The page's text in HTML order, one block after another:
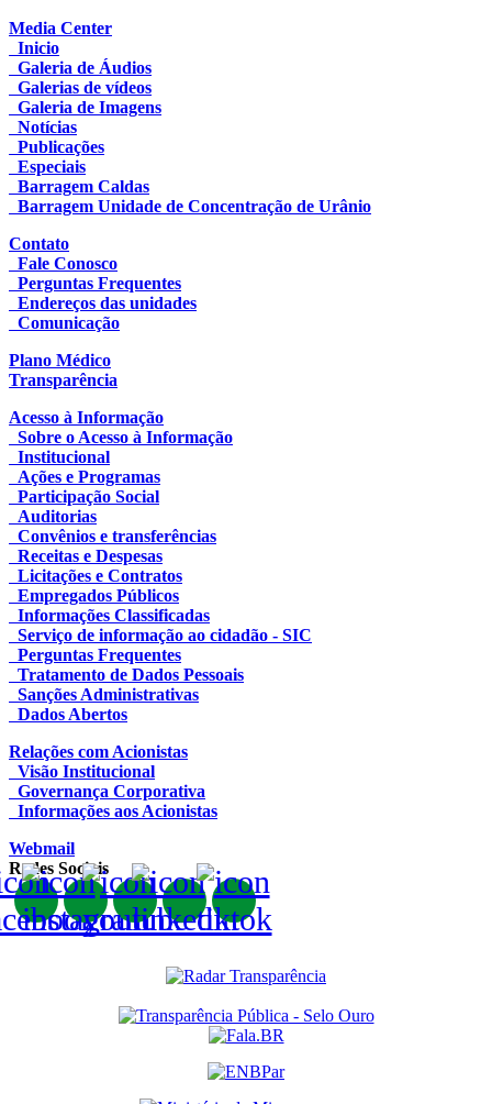
Media Center
Inicio
Galeria de Áudios
Galerias de vídeos
Galeria de Imagens
Notícias
Publicações
Especiais
Barragem Caldas
Barragem Unidade de Concentração de Urânio
Contato
Fale Conosco
Perguntas Frequentes
Endereços das unidades
Comunicação
Plano Médico
Transparência
Acesso à Informação
Sobre o Acesso à Informação
Institucional
Ações e Programas
Participação Social
Auditorias
Convênios e transferências
Receitas e Despesas
Licitações e Contratos
Empregados Públicos
Informações Classificadas
Serviço de informação ao cidadão - SIC
Perguntas Frequentes
Tratamento de Dados Pessoais
Sanções Administrativas
Dados Abertos
Relações com Acionistas
Visão Institucional
Governança Corporativa
Informações aos Acionistas
Webmail
Redes Sociais